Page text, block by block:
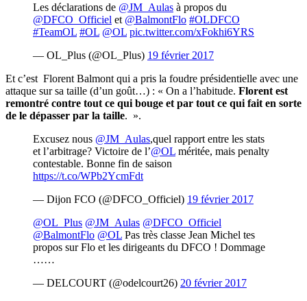
Les déclarations de @JM_Aulas à propos du
@DFCO_Officiel et @BalmontFlo #OLDFCO
#TeamOL #OL @OL pic.twitter.com/xFokhi6YRS
— OL_Plus (@OL_Plus) 19 février 2017
Et c’est Florent Balmont qui a pris la foudre présidentielle avec une
attaque sur sa taille (d’un goût…) : « On a l’habitude. Florent est
remontré contre tout ce qui bouge et par tout ce qui fait en sorte
de le dépasser par la taille. ».
Excusez nous @JM_Aulas,quel rapport entre les stats
et l’arbitrage? Victoire de l’@OL méritée, mais penalty
contestable. Bonne fin de saison
https://t.co/WPb2YcmFdt
— Dijon FCO (@DFCO_Officiel) 19 février 2017
@OL_Plus @JM_Aulas @DFCO_Officiel
@BalmontFlo @OL Pas très classe Jean Michel tes
propos sur Flo et les dirigeants du DFCO ! Dommage
……
— DELCOURT (@odelcourt26) 20 février 2017